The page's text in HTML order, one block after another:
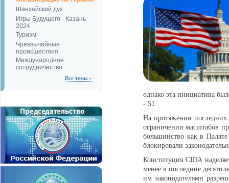
Шанхайский дух
Игры Будущего - Казань
2024
Туризм
Чрезвычайные
происшествия
Международное
сотрудничество
Все темы »
однако эта инициатива
- 51.
На протяжении последних
ограничении масштабов
большинство как в
блокировали
Конституция США
менее в последние
им законодателями